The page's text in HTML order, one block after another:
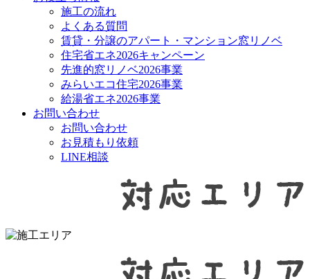
施工の流れ
よくある質問
賃貸・分譲のアパート・マンション窓リノベ
住宅省エネ2026キャンペーン
先進的窓リノベ2026事業
みらいエコ住宅2026事業
給湯省エネ2026事業
お問い合わせ
お問い合わせ
お見積もり依頼
LINE相談